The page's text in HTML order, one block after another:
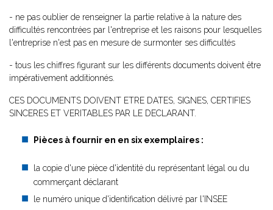
- ne pas oublier de renseigner la partie relative à la nature des
difficultés rencontrées par l'entreprise et les raisons pour lesquelles
l'entreprise n'est pas en mesure de surmonter ses difficultés
- tous les chiffres figurant sur les différents documents doivent être
impérativement additionnés.
CES DOCUMENTS DOIVENT ETRE DATES, SIGNES, CERTIFIES
SINCERES ET VERITABLES PAR LE DECLARANT.
Pièces à fournir en en six exemplaires :
la copie d'une pièce d'identité du représentant légal ou du
commerçant déclarant
le numéro unique d'identification délivré par l'INSEE